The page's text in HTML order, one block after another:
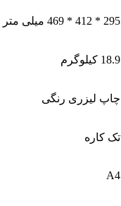
295 * 412 * 469 میلی متر
18.9 کیلوگرم
چاپ لیزری رنگی
تک کاره
A4